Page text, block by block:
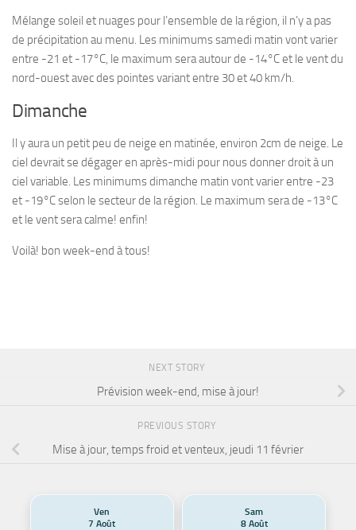
Mélange soleil et nuages pour l’ensemble de la région, il n’y a pas
de précipitation au menu. Les minimums samedi matin vont varier
entre -21 et -17°C, le maximum sera autour de -14°C et le vent du
nord-ouest avec des pointes variant entre 30 et 40 km/h.
Dimanche
Il y aura un petit peu de neige en matinée, environ 2cm de neige. Le
ciel devrait se dégager en après-midi pour nous donner droit à un
ciel variable. Les minimums dimanche matin vont varier entre -23
et -19°C selon le secteur de la région. Le maximum sera de -13°C
et le vent sera calme! enfin!
Voilà! bon week-end à tous!
NEXT STORY
Prévision week-end, mise à jour!
PREVIOUS STORY
Mise à jour, temps froid et venteux, jeudi 11 février
Ven
7 Août
Sam
8 Août